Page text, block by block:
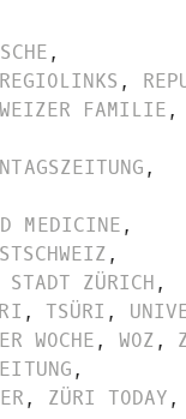
,
REGIOLINKS ,
FAMILIE,
,
MEDICINE,
,
STADT ZÜRICH,
, TSÜRI ,
WOCHE, WOZ,
,
, ZÜRI TODAY,